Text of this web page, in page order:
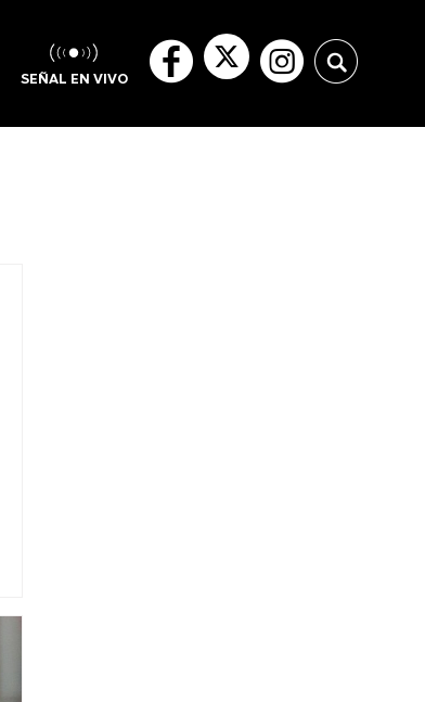
SEÑAL EN VIVO